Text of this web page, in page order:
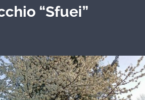
Trasparente
Iniziative
“Sfuei”